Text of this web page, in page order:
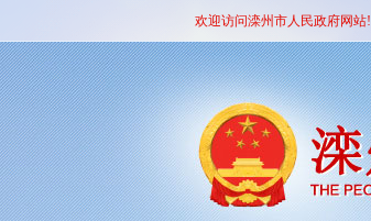
欢迎访问滦州市人民政府网站!